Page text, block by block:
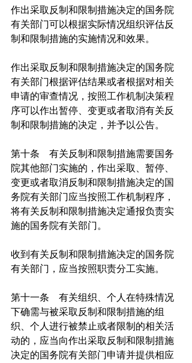
作出采取反制和限制措施决定的国务院
有关部门可以根据实际情况组织评估反
制和限制措施的实施情况和效果。
作出采取反制和限制措施决定的国务院
有关部门根据评估结果或者根据对相关
申请的审查情况，按照工作机制决策程
序可以作出暂停、变更或者取消有关反
制和限制措施的决定，并予以公告。
第十条　有关反制和限制措施需要国务
院其他部门实施的，作出采取、暂停、
变更或者取消反制和限制措施决定的国
务院有关部门应当按照工作机制程序，
将有关反制和限制措施决定通报负责实
施的国务院有关部门。
收到有关反制和限制措施决定的国务院
有关部门，应当按照职责分工实施。
第十一条　有关组织、个人在特殊情况
下确需与被采取反制和限制措施的组
织、个人进行被禁止或者限制的相关活
动的，应当向作出采取反制和限制措施
决定的国务院有关部门申请并提供相应